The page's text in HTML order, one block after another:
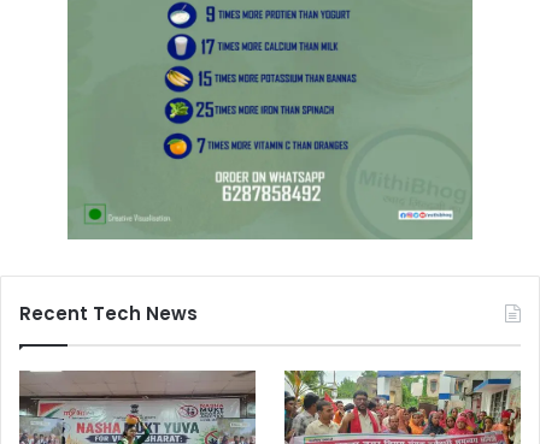
Recent Tech News